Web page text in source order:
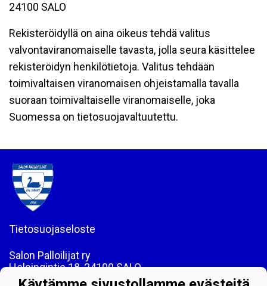
24100 SALO
Rekisteröidyllä on aina oikeus tehdä valitus
valvontaviranomaiselle tavasta, jolla seura käsittelee
rekisteröidyn henkilötietoja. Valitus tehdään
toimivaltaisen viranomaisen ohjeistamalla tavalla
suoraan toimivaltaiselle viranomaiselle, joka
Suomessa on tietosuojavaltuutettu.
Tietosuojaseloste
Salon Palloilijat ry
Helsingintie 18, 24100 SALO
Puh: 044 - 7060234